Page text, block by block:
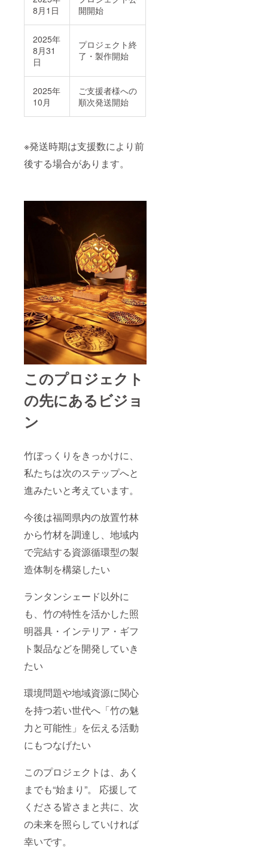
8月1日
開開始
2025年
8月31
日
プロジェクト終
了・製作開始
2025年
10月
ご支援者様への
順次発送開始
※発送時期は支援数により前
後する場合があります。
このプロジェクト
の先にあるビジョ
ン
竹ぼっくりをきっかけに、
私たちは次のステップへと
進みたいと考えています。
今後は福岡県内の放置竹林
から竹材を調達し、地域内
で完結する資源循環型の製
造体制を構築したい
ランタンシェード以外に
も、竹の特性を活かした照
明器具・インテリア・ギフ
ト製品などを開発していき
たい
環境問題や地域資源に関心
を持つ若い世代へ「竹の魅
力と可能性」を伝える活動
にもつなげたい
このプロジェクトは、あく
までも“始まり”。 応援して
くださる皆さまと共に、次
の未来を照らしていければ
幸いです。